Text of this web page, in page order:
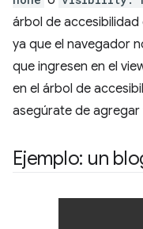
árbol de
ya que el navegador
que ingresen en el
en el árbol de
asegúrate de agregar
Ejemplo: un